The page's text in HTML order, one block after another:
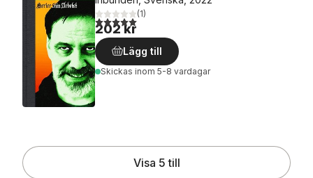
5,0utav 5 stjärnor. Totalt antal röster:
(1)
202 kr
Lägg till
Skickas inom 5-8 vardagar
Visa 5 till